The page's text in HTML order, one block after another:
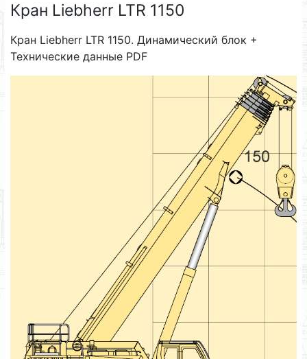
Кран Liebherr LTR 1150
Кран Liebherr LTR 1150. Динамический блок +
Технические данные PDF